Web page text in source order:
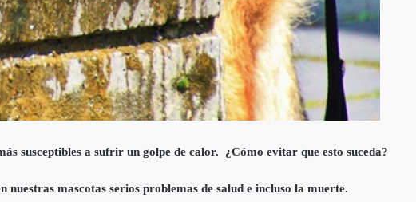
susceptibles a sufrir un golpe de calor. ¿Cómo evitar que esto suceda?
mascotas serios problemas de salud e incluso la muerte.